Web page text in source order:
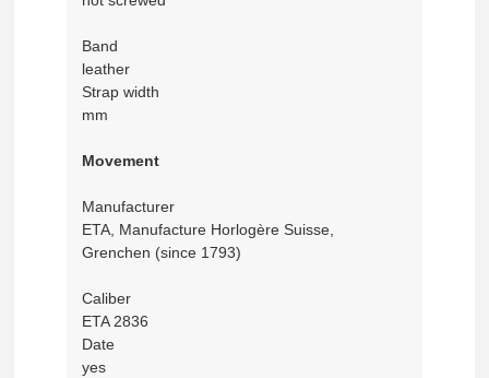
Band
leather
Strap width
mm
Movement
Manufacturer
ETA, Manufacture Horlogère Suisse,
Grenchen (since 1793)
Caliber
ETA 2836
Date
yes